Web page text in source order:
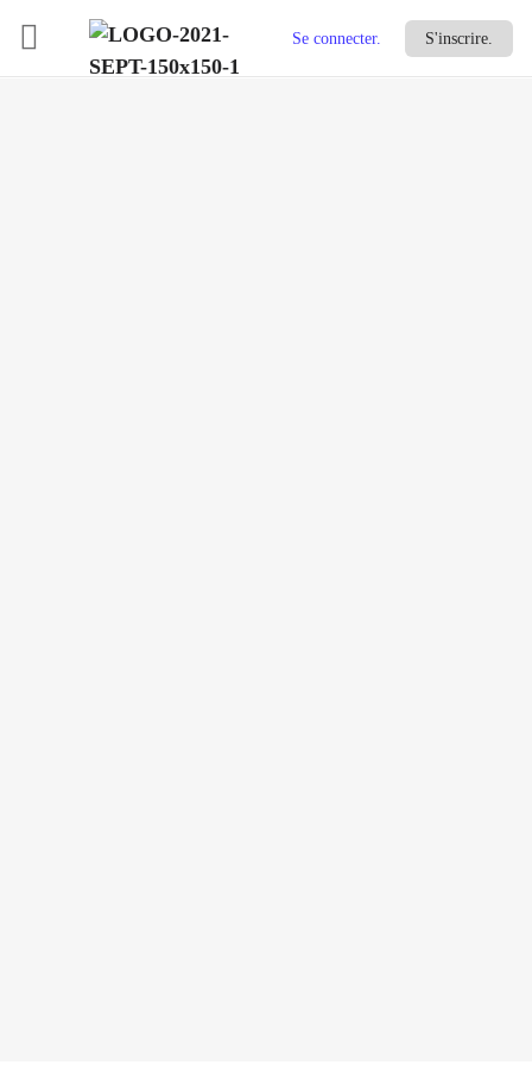
Se connecter. S'inscrire.